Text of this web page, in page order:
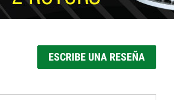
ESCRIBE UNA RESEÑA